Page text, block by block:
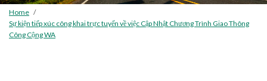
You are here:
Home
Sự kiện tiếp xúc công khai trực tuyến về việc Cập Nhật Chương Trình Giao Thông
Công Cộng WA